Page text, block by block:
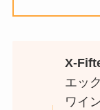
X-
エッ
ワイ